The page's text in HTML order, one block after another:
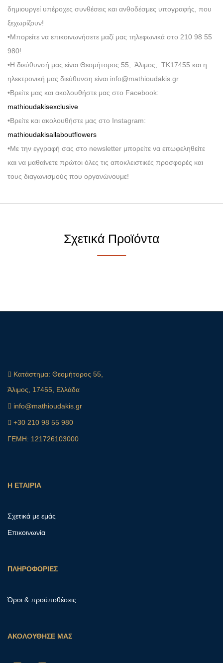
δημιουργεί υπέροχες συνθέσεις και ανθοδέσμες υπογραφής, που
ξεχωρίζουν!
•Μπορείτε να επικοινωνήσετε μαζί μας τηλεφωνικά στο 210 98 55
980!
•Η διεύθυνσή μας είναι Θεομήτορος 55, Άλιμος, ΤΚ17455 και η
ηλεκτρονική μας διεύθυνση είναι info@mathioudakis.gr
•Βρείτε μας και ακολουθήστε μας στο Facebook:
mathioudakisexclusive
•Βρείτε και ακολουθήστε μας στο Instagram:
mathioudakisallaboutflowers
•Με την εγγραφή σας στο newsletter μπορείτε να επωφεληθείτε
και να μαθαίνετε πρώτοι όλες τις αποκλειστικές προσφορές και
τους διαγωνισμούς που οργανώνουμε!
Σχετικά Προϊόντα
Κατάστημα: Θεομήτορος 55,
Άλιμος, 17455, Ελλάδα
info@mathioudakis.gr
+30 210 98 55 980
ΓΕΜΗ: 121726103000
Η ΕΤΑΙΡΙΑ
Σχετικά με εμάς
Επικοινωνία
ΠΛΗΡΟΦΟΡΙΕΣ
Όροι & προϋποθέσεις
ΑΚΟΛΟΥΘΗΣΕ ΜΑΣ